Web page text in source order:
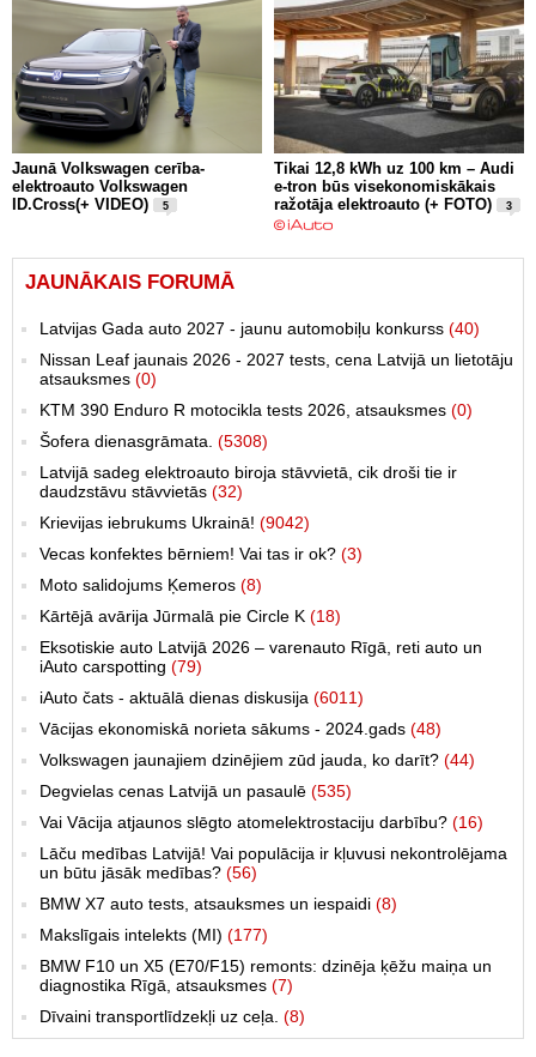
Jaunā Volkswagen cerība-
elektroauto Volkswagen
ID.Cross(+ VIDEO)
5
Tikai 12,8 kWh uz 100 km – Audi
e-tron būs visekonomiskākais
ražotāja elektroauto (+ FOTO)
3
JAUNĀKAIS FORUMĀ
Latvijas Gada auto 2027 - jaunu automobiļu konkurss (40)
Nissan Leaf jaunais 2026 - 2027 tests, cena Latvijā un lietotāju
atsauksmes (0)
KTM 390 Enduro R motocikla tests 2026, atsauksmes (0)
Šofera dienasgrāmata. (5308)
Latvijā sadeg elektroauto biroja stāvvietā, cik droši tie ir
daudzstāvu stāvvietās (32)
Krievijas iebrukums Ukrainā! (9042)
Vecas konfektes bērniem! Vai tas ir ok? (3)
Moto salidojums Ķemeros (8)
Kārtējā avārija Jūrmalā pie Circle K (18)
Eksotiskie auto Latvijā 2026 – varenauto Rīgā, reti auto un
iAuto carspotting (79)
iAuto čats - aktuālā dienas diskusija (6011)
Vācijas ekonomiskā norieta sākums - 2024.gads (48)
Volkswagen jaunajiem dzinējiem zūd jauda, ko darīt? (44)
Degvielas cenas Latvijā un pasaulē (535)
Vai Vācija atjaunos slēgto atomelektrostaciju darbību? (16)
Lāču medības Latvijā! Vai populācija ir kļuvusi nekontrolējama
un būtu jāsāk medības? (56)
BMW X7 auto tests, atsauksmes un iespaidi (8)
Makslīgais intelekts (MI) (177)
BMW F10 un X5 (E70/F15) remonts: dzinēja ķēžu maiņa un
diagnostika Rīgā, atsauksmes (7)
Dīvaini transportlīdzekļi uz ceļa. (8)